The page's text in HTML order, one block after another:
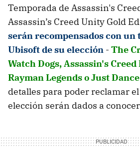
Temporada de Assassin's
Assassin’s Creed Unity Gold
serán recompensados con
Ubisoft de su elección - The
Watch Dogs, Assassin's
Rayman Legends o Just
detalles para poder reclamar
elección serán dados a